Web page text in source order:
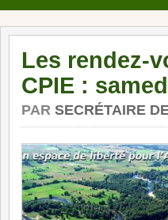
Les rendez-
CPIE :
PAR SECRÉTAIRE